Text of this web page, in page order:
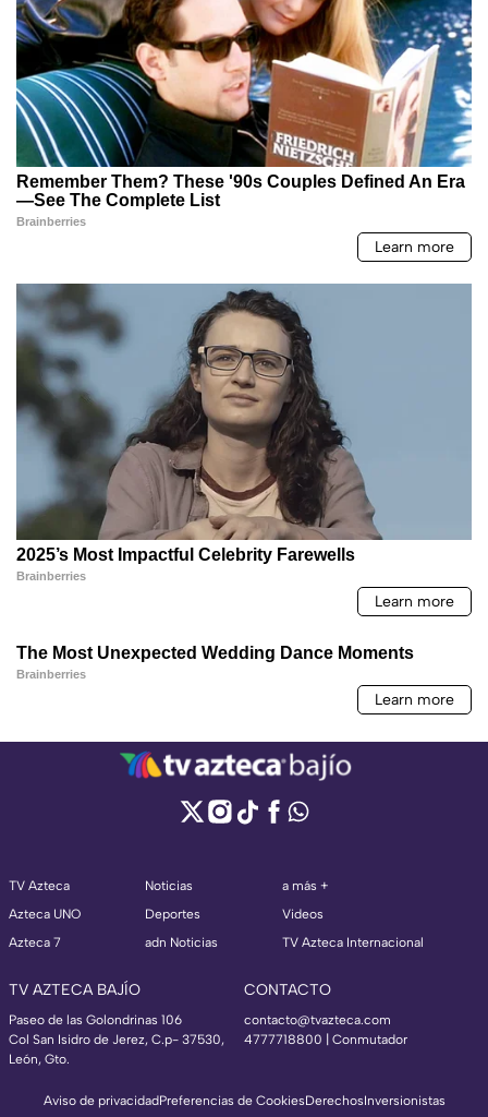
TV Azteca
Azteca UNO
Azteca 7
Noticias
Deportes
adn Noticias
a más +
Videos
TV Azteca Internacional
TV AZTECA BAJÍO
Paseo de las Golondrinas 106
Col San Isidro de Jerez, C.p- 37530,
León, Gto.
CONTACTO
contacto@tvazteca.com
4777718800 | Conmutador
Aviso de privacidadPreferencias de CookiesDerechosInversionistas